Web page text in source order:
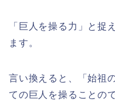
「巨人を操る力」と捉
ます。
言い換えると、「始祖
ての巨人を操ることの